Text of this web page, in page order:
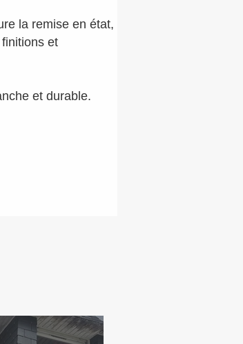
la remise en état,
et
et durable.